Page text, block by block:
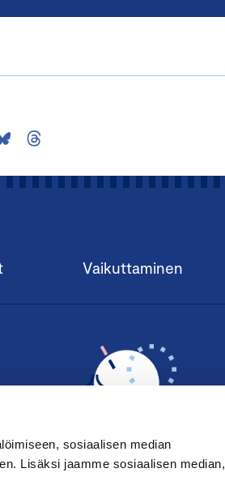
sosiaalisen median
Lisäksi jaamme sosiaalisen median,
Vaikuttaminen